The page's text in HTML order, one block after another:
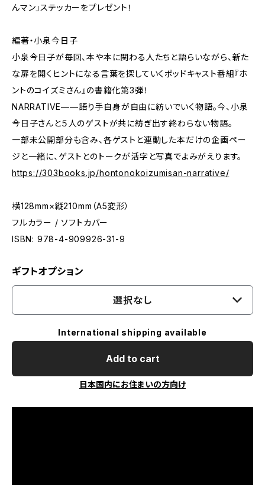
んマン」ステッカーをプレゼント！
編著・小泉今日子
小泉今日子が毎回、本や本に関わる人たちと語らいながら、新た
な扉を開くヒントになる言葉を探していくポッドキャスト番組『ホ
ントのコイズミさん』の書籍化第3弾！
NARRATIVE——語り手自身が自由に紡いでいく物語。今、小泉
今日子さんと５人のゲストが共に紡ぎ出す終わらない物語。
一部未公開部分も含み、各ゲストと連動した本だけの企画ペー
ジと一緒に、ゲストとのトークが活字と写真でよみがえります。
https://303books.jp/hontonokoizumisan-narrative/
横128mm×縦210mm（A5変形）
フルカラー / ソフトカバー
ISBN: 978-4-909926-31-9
ギフトオプション
選択なし
International shipping available
Add to cart
日本国内にお住まいの方向け